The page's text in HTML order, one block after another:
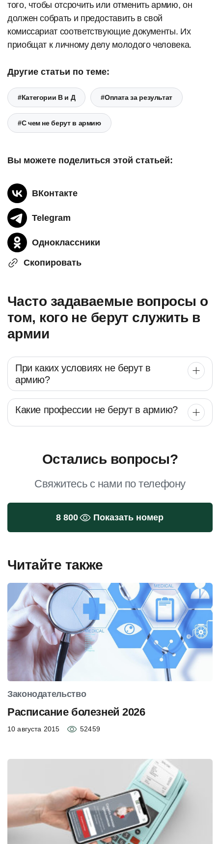
того, чтобы отсрочить или отменить армию, он
должен собрать и предоставить в свой
комиссариат соответствующие документы. Их
приобщат к личному делу молодого человека.
Другие статьи по теме:
#Категории В и Д #Оплата за результат
#С чем не берут в армию
Вы можете поделиться этой статьей:
ВКонтакте
Telegram
Одноклассники
Скопировать
Часто задаваемые вопросы о
том, кого не берут служить в
армии
При каких условиях не берут в
армию?
Какие профессии не берут в армию?
Остались вопросы?
Свяжитесь с нами по телефону
8 800 Показать номер
Читайте также
Законодательство
Расписание болезней 2026
10 августа 2015 52459